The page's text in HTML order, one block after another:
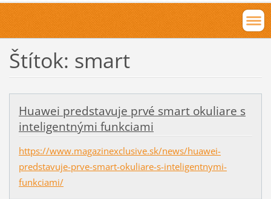
Štítok: smart
Huawei predstavuje prvé smart okuliare s
inteligentnými funkciami
https://www.magazinexclusive.sk/news/huawei-
predstavuje-prve-smart-okuliare-s-inteligentnymi-
funkciami/